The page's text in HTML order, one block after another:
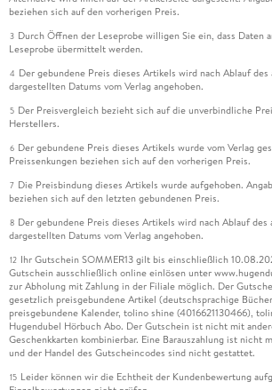
beziehen sich auf den vorherigen Preis.
3 Durch Öffnen der Leseprobe willigen Sie ein, dass Daten
Leseprobe übermittelt werden.
4 Der gebundene Preis dieses Artikels wird nach Ablauf
dargestellten Datums vom Verlag angehoben.
5 Der Preisvergleich bezieht sich auf die unverbindliche
Herstellers.
6 Der gebundene Preis dieses Artikels wurde vom Verlag
Preissenkungen beziehen sich auf den vorherigen Preis.
7 Die Preisbindung dieses Artikels wurde aufgehoben.
beziehen sich auf den letzten gebundenen Preis.
8 Der gebundene Preis dieses Artikels wird nach Ablauf
dargestellten Datums vom Verlag angehoben.
12 Ihr Gutschein SOMMER13 gilt bis einschließlich
Gutschein ausschließlich online einlösen unter
zur Abholung mit Zahlung in der Filiale möglich. Der
gesetzlich preisgebundene Artikel (deutschsprachige
preisgebundene Kalender, tolino shine (4016621130466),
Hugendubel Hörbuch Abo. Der Gutschein ist nicht mit
Geschenkkarten kombinierbar. Eine Barauszahlung ist nicht
und der Handel des Gutscheincodes sind nicht gestattet.
15 Leider können wir die Echtheit der Kundenbewertung